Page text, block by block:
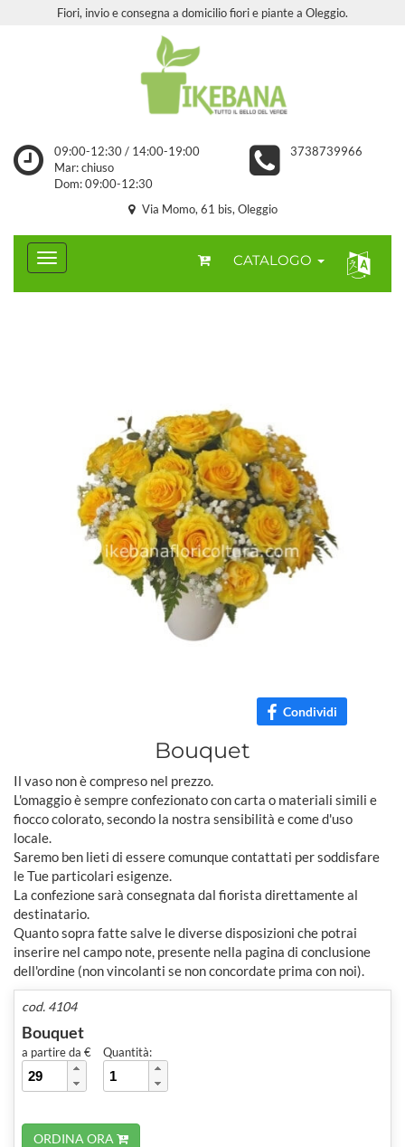
Fiori, invio e consegna a domicilio fiori e piante a Oleggio.
09:00-12:30 / 14:00-19:00
Mar: chiuso
Dom: 09:00-12:30
3738739966
Via Momo, 61 bis, Oleggio
CATALOGO
Condividi
Bouquet
Il vaso non è compreso nel prezzo.
L'omaggio è sempre confezionato con carta o materiali simili e
fiocco colorato, secondo la nostra sensibilità e come d'uso
locale.
Saremo ben lieti di essere comunque contattati per soddisfare
le Tue particolari esigenze.
La confezione sarà consegnata dal fiorista direttamente al
destinatario.
Quanto sopra fatte salve le diverse disposizioni che potrai
inserire nel campo note, presente nella pagina di conclusione
dell'ordine (non vincolanti se non concordate prima con noi).
cod. 4104
Bouquet
a partire da € Quantità:
ORDINA ORA